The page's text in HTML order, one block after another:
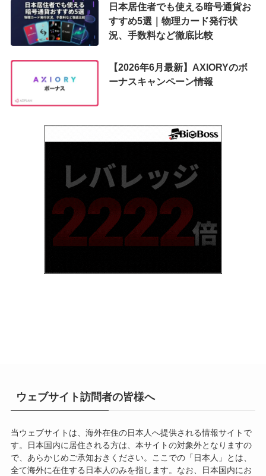
日本居住者でも使える暗号通貨お
すすめ5選｜物理カード発行状
況、手数料など徹底比較
【2026年6月最新】AXIORYのボ
ーナスキャンペーン情報
ウェブサイト訪問者の皆様へ
当ウェブサイトは、海外在住の日本人へ提供される情報サイトで
す。日本国内に居住される方は、本サイトの対象外となりますの
で、あらかじめご承知おきください。ここでの「日本人」とは、
全て海外に在住する日本人のみを指します。なお、日本国内にお